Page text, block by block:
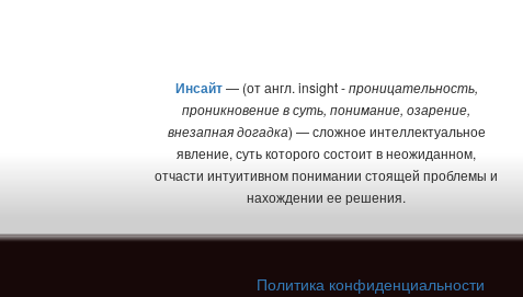
Инсайт— (от англ. insight -проницательность,
проникновение в суть, понимание, озарение,
внезапная догадка) — сложное интеллектуальное
явление, суть которого состоит в неожиданном,
отчасти интуитивном понимании стоящей проблемы и
нахождении ее решения.
Политика конфиденциальности